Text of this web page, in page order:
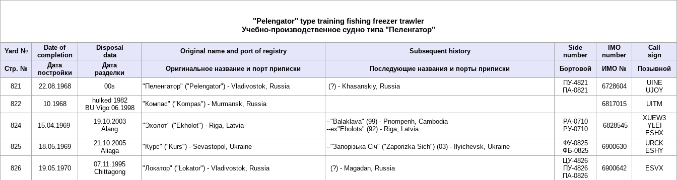
"Pelengator" type training fishing freezer trawler
Учебно-производственное судно типа "Пеленгатор"
Yard №
Date of
completion
Disposal
data
Original name and port of registry Subsequent history
Side
number
IMO
number
Call
sign
Стр. №
Дата
постройки
Дата
разделки
Оригинальное название и порт приписки Последующие названия и порты приписки Бортовой ИМО № Позывной
821 22.08.1968 00s "Пеленгатор" ("Pelengator") - Vladivostok, Russia (?) - Khasanskiy, Russia
ПУ-4821
ПА-0821
6728604
UINE
UJOY
822
10.1968
hulked 1982
BU Vigo 06.1998
"Компас" ("Kompas") - Murmansk, Russia 6817015 UITM
824 15.04.1969
19.10.2003
Alang
"Эхолот" ("Ekholot") - Riga, Latvia
--"Balaklava" (99) - Pnompenh, Cambodia
--ex"Eholots" (92) - Riga, Latvia
PA-0710
PУ-0710
6828545
XUEW3
YLEI
ESHX
825
18.05.1969
21.10.2005
Aliaga
"Курс" ("Kurs") - Sevastopol, Ukraine --"Запорiзька Сiч" ("Zaporizka Sich") (03) - Ilyichevsk, Ukraine
ФУ-0825
ФБ-0825
6900630
URCK
ESHY
826 19.05.1970
07.11.1995
Chittagong
"Локатор" ("Lokator") - Vladivostok, Russia (?) - Magadan, Russia
ЦУ-4826
ПУ-4826
ПА-0826
6900642 ESVX